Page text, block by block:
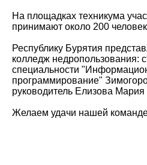
На площадках техникума
принимают около 200
Республику Бурятия
колледж недропользования:
специальности
программирование"
руководитель Елизова
Желаем удачи нашей